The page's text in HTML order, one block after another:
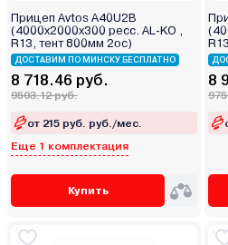
Прицеп Avtos A40U2B
(4000х2000х300 ресс. AL-KO ,
R13, тент 800мм 2ос)
ДОСТАВИМ ПО МИНСКУ БЕСПЛАТНО
8 718.46 руб.
9503.12 руб.
от 215 руб. руб./мес.
Еще 1 комплектация
Купить
8